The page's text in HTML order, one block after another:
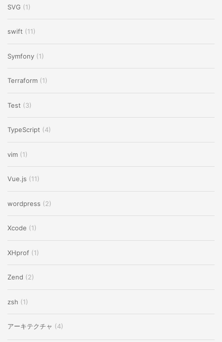
SVG (1)
swift (11)
Symfony (1)
Terraform (1)
Test (3)
TypeScript (4)
vim (1)
Vue.js (11)
wordpress (2)
Xcode (1)
XHprof (1)
Zend (2)
zsh (1)
アーキテクチャ (4)